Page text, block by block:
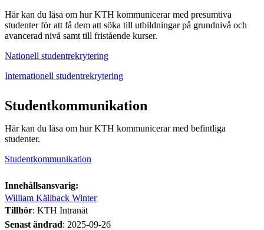
Här kan du läsa om hur KTH kommunicerar med presumtiva
studenter för att få dem att söka till utbildningar på grundnivå och
avancerad nivå samt till fristående kurser.
Nationell studentrekrytering
Internationell studentrekrytering
Studentkommunikation
Här kan du läsa om hur KTH kommunicerar med befintliga
studenter.
Studentkommunikation
Innehållsansvarig:
William Källback Winter
Tillhör: KTH Intranät
Senast ändrad: 2025-09-26